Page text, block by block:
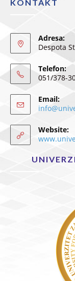
KONTAKT
Adresa:
Despota
Telefon:
051/378-
Email:
Website: